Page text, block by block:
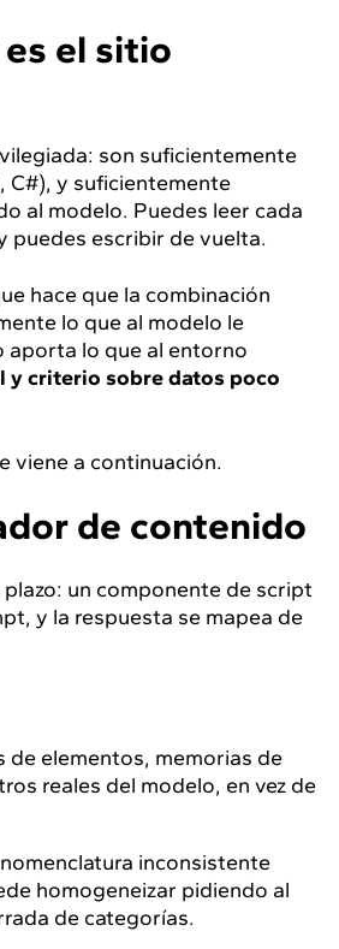
el sitio
son suficientemente
y suficientemente
al modelo. Puedes leer cada
puedes escribir de vuelta.
hace que la combinación
lo que al modelo le
aporta lo que al entorno
y criterio sobre datos poco
viene a continuación.
de contenido
un componente de script
y la respuesta se mapea de
de elementos, memorias de
reales del modelo, en vez de
inconsistente
homogeneizar pidiendo al
de categorías.